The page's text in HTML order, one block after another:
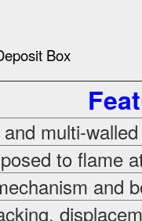
multi-
to flame
and